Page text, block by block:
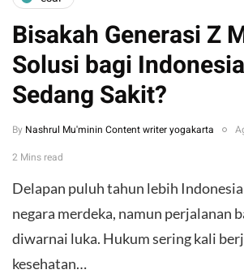
Bisakah Generasi Z
Solusi bagi
Sedang Sakit?
By Nashrul Mu'minin Content writer yogakarta
2 Mins read
Delapan puluh tahun lebih
negara merdeka, namun perjalanan
diwarnai luka. Hukum sering kali
kesehatan…